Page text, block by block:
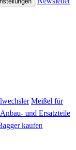
Meißel für
Anbau- und Ersatzteile
kaufen